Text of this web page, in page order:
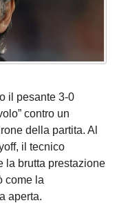
il pesante 3-0
contro un
della partita. Al
il tecnico
la brutta prestazione
come la
aperta.